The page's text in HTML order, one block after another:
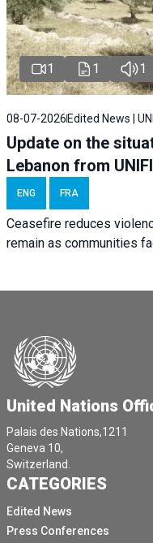
1 1 1
08-07-2026 Edited News |
Update on the
Lebanon from
ENG FRA
Ceasefire reduces
remain as communities
United Nations
Palais des Nations,1211
Geneva 10,
Switzerland.
CATEGORIES
Edited News
Press Conferences